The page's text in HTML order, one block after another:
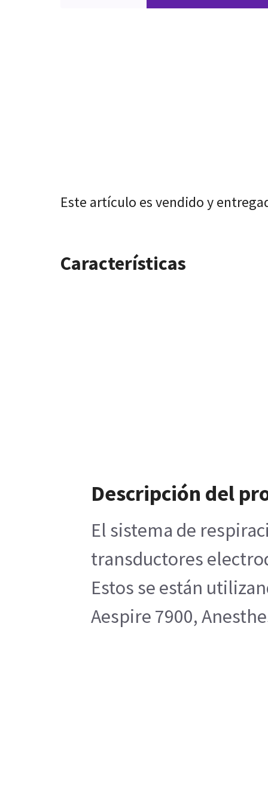
Este artículo es vendido y
Características
Descripción del
El sistema de
transductores
Estos se están
Aespire 7900,